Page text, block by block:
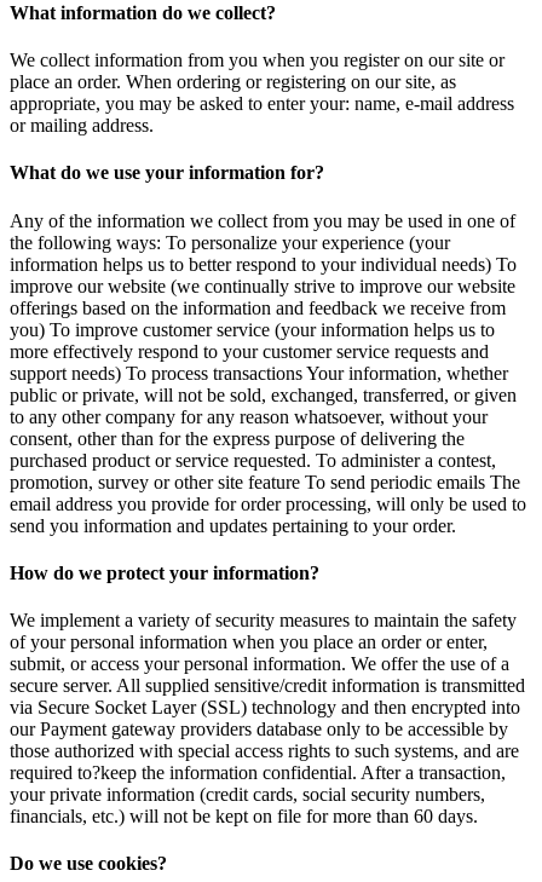
What information do we collect?
We collect information from you when you register on our site or
place an order. When ordering or registering on our site, as
appropriate, you may be asked to enter your: name, e-mail address
or mailing address.
What do we use your information for?
Any of the information we collect from you may be used in one of
the following ways: To personalize your experience (your
information helps us to better respond to your individual needs) To
improve our website (we continually strive to improve our website
offerings based on the information and feedback we receive from
you) To improve customer service (your information helps us to
more effectively respond to your customer service requests and
support needs) To process transactions Your information, whether
public or private, will not be sold, exchanged, transferred, or given
to any other company for any reason whatsoever, without your
consent, other than for the express purpose of delivering the
purchased product or service requested. To administer a contest,
promotion, survey or other site feature To send periodic emails The
email address you provide for order processing, will only be used to
send you information and updates pertaining to your order.
How do we protect your information?
We implement a variety of security measures to maintain the safety
of your personal information when you place an order or enter,
submit, or access your personal information. We offer the use of a
secure server. All supplied sensitive/credit information is transmitted
via Secure Socket Layer (SSL) technology and then encrypted into
our Payment gateway providers database only to be accessible by
those authorized with special access rights to such systems, and are
required to?keep the information confidential. After a transaction,
your private information (credit cards, social security numbers,
financials, etc.) will not be kept on file for more than 60 days.
Do we use cookies?